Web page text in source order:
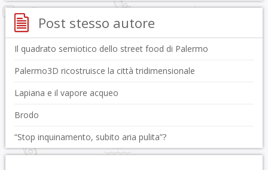
Post stesso autore
Il quadrato semiotico dello street food di Palermo
Palermo3D ricostruisce la città tridimensionale
Lapiana e il vapore acqueo
Brodo
“Stop inquinamento, subito aria pulita”?